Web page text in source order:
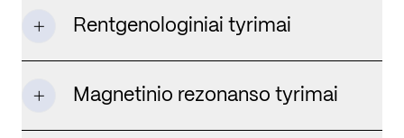
Rentgenologiniai tyrimai
Magnetinio rezonanso tyrimai